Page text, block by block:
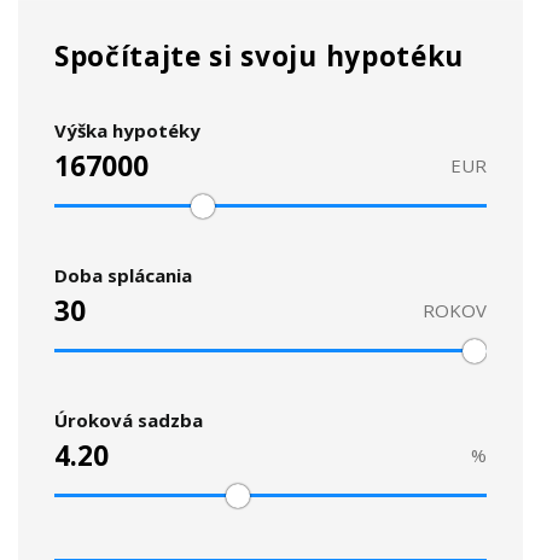
Spočítajte si svoju hypotéku
Výška hypotéky
EUR
Doba splácania
ROKOV
Úroková sadzba
%